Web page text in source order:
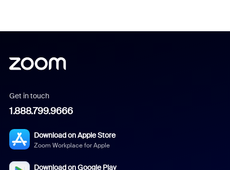
Get in touch
1.888.799.9666
Download on Apple Store
Zoom Workplace for Apple
Download on Google Play